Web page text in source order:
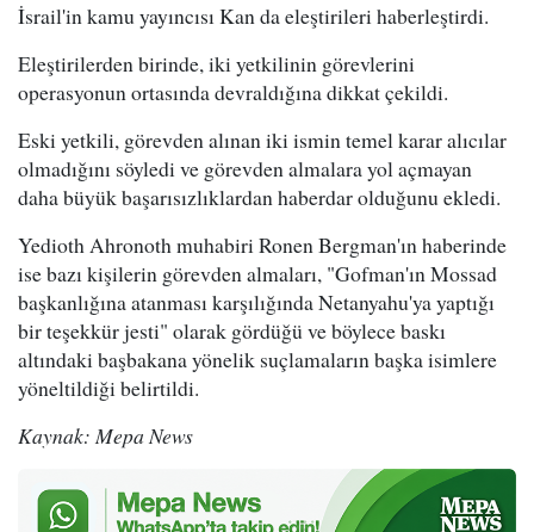
İsrail'in kamu yayıncısı Kan da eleştirileri haberleştirdi.
Eleştirilerden birinde, iki yetkilinin görevlerini
operasyonun ortasında devraldığına dikkat çekildi.
Eski yetkili, görevden alınan iki ismin temel karar alıcılar
olmadığını söyledi ve görevden almalara yol açmayan
daha büyük başarısızlıklardan haberdar olduğunu ekledi.
Yedioth Ahronoth muhabiri Ronen Bergman'ın haberinde
ise bazı kişilerin görevden almaları, "Gofman'ın Mossad
başkanlığına atanması karşılığında Netanyahu'ya yaptığı
bir teşekkür jesti" olarak gördüğü ve böylece baskı
altındaki başbakana yönelik suçlamaların başka isimlere
yöneltildiği belirtildi.
Kaynak: Mepa News